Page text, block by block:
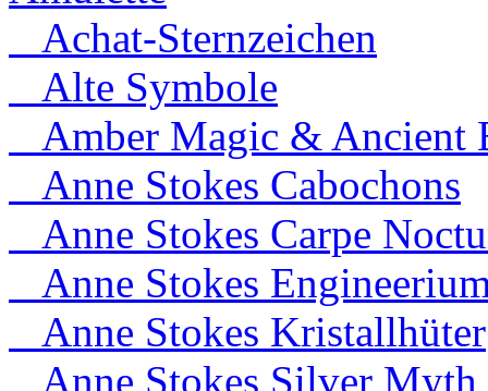
Achat-Sternzeichen
Alte Symbole
Amber Magic & Ancient
Anne Stokes Cabochons
Anne Stokes Carpe
Anne Stokes
Anne Stokes Kristallhüter
Anne Stokes Silver Myth